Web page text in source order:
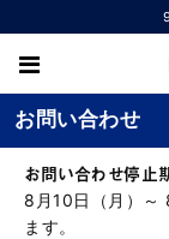
お問い合わせ
お問い合わせ停止
8月10日（月）～
ます。